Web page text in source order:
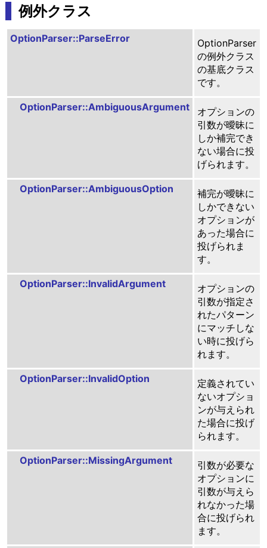
例外クラス
OptionParser::ParseError
OptionParser
の例外クラス
の基底クラス
です。
OptionParser::AmbiguousArgument
オプションの
引数が曖昧に
しか補完でき
ない場合に投
げられます。
OptionParser::AmbiguousOption
補完が曖昧に
しかできない
オプションが
あった場合に
投げられま
す。
OptionParser::InvalidArgument
オプションの
引数が指定さ
れたパターン
にマッチしな
い時に投げら
れます。
OptionParser::InvalidOption
定義されてい
ないオプショ
ンが与えられ
た場合に投げ
られます。
OptionParser::MissingArgument
引数が必要な
オプションに
引数が与えら
れなかった場
合に投げられ
ます。